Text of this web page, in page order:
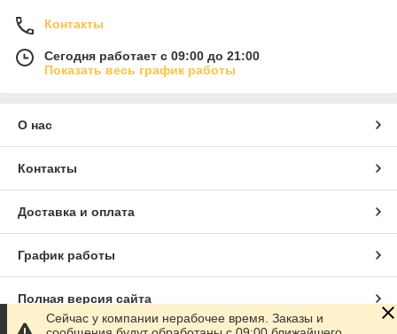
Контакты
Сегодня работает с 09:00 до 21:00
Показать весь график работы
О нас
Контакты
Доставка и оплата
График работы
Полная версия сайта
Сейчас у компании нерабочее время. Заказы и